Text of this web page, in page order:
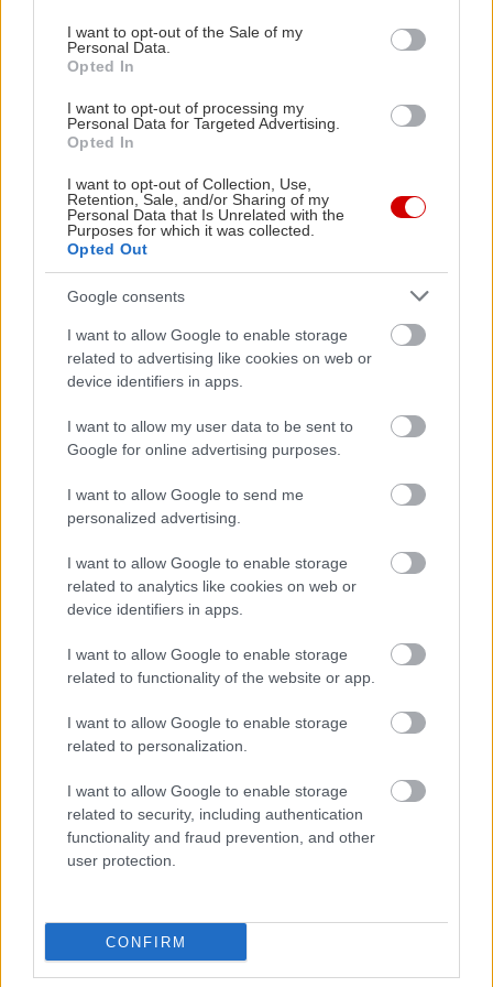
consent section.
I want to opt-out of the Sale of my
Personal Data.
Opted In
I want to opt-out of processing my
Personal Data for Targeted Advertising.
Opted In
I want to opt-out of Collection, Use,
Retention, Sale, and/or Sharing of my
Personal Data that Is Unrelated with the
Purposes for which it was collected.
Opted Out
Google consents
I want to allow Google to enable storage
related to advertising like cookies on web or
device identifiers in apps.
I want to allow my user data to be sent to
Google for online advertising purposes.
I want to allow Google to send me
personalized advertising.
I want to allow Google to enable storage
related to analytics like cookies on web or
device identifiers in apps.
I want to allow Google to enable storage
related to functionality of the website or app.
I want to allow Google to enable storage
related to personalization.
I want to allow Google to enable storage
related to security, including authentication
functionality and fraud prevention, and other
user protection.
CONFIRM
Η βουτιά:18 χιλιόμετρα έξω από το Λουτράκι, μια
ωρίτσα δρόμο δηλαδή από την Αθήνα, το Ηραίο
είναι ίσως η ωραιότερη από τις κοντινές παραλίες
πρασινογάλαζα νερά του στη σκιά του αρχαίου
ναού της Ήρας, και πλάι στη λιμνοθάλασσα που
θα βρείτε στους χάρτες ως Λίμνη Βουλιαγμένης –
Και το φαγητό:Στον καταπράσινο κήπο του
μαγειρευτά και δημιουργικές θαλασσινές
σε μελάνι σουπιάς, με σάλτσα ντομάτας και
πέστο, αλλά και πιο κλασικούς ψαρομεζέδες
(χταποδάκι στη σχάρα, καλαμαράκια τηγανιτά,
γαριδομακαρονάδα και φρέσκο ψάρι).
Συνοδεύουμε με ουζάκι ή κρασί από την
προσεγμένη λίστα, και υπολογίζουμε περί τα 17-
20€ το άτομο.